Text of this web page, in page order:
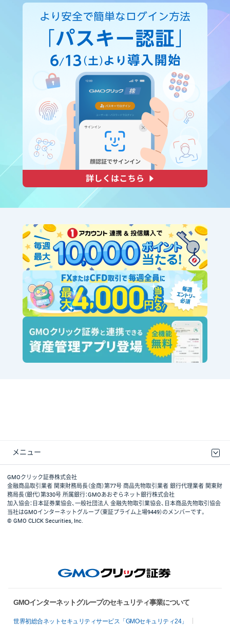
メニュー
取引規程・約款
最良執行方針
ディスクレイマー
リスク説明
GMOクリック証券ホームページ
GMOクリック証券株式会社
金融商品取引業者 関東財務局長（金商）第77号 商品先物取引業者 銀行代理業者 関東財
務局長（銀代）第330号 所属銀行：GMOあおぞらネット銀行株式会社
加入協会：日本証券業協会、一般社団法人 金融先物取引業協会、日本商品先物取引協会
当社はGMOインターネットグループ（東証プライム上場9449）のメンバーです。
© GMO CLICK Securities, Inc.
GMOインターネットグループのセキュリティ事業について
世界初総合ネットセキュリティサービス「GMOセキュリティ24」